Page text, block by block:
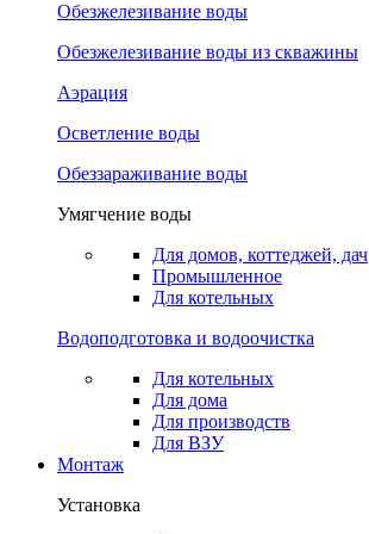
Обезжелезивание воды
Обезжелезивание воды из скважины
Аэрация
Осветление воды
Обеззараживание воды
Умягчение воды
Для домов, коттеджей, дач
Промышленное
Для котельных
Водоподготовка и водоочистка
Для котельных
Для дома
Для производств
Для ВЗУ
Монтаж
Установка